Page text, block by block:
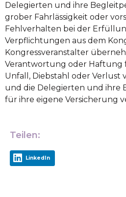
Delegierten und ihre
grober Fahrlässigkeit oder
Fehlverhalten bei der
Verpflichtungen aus dem
Kongressveranstalter
Verantwortung oder Haftung
Unfall, Diebstahl oder Verlust
und die Delegierten und ihre
für ihre eigene Versicherung
Teilen:
LinkedIn